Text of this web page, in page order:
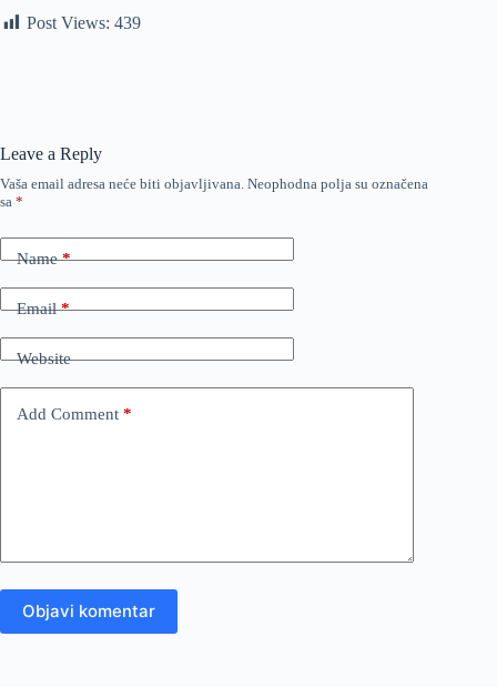
Post Views: 439
Leave a Reply
Vaša email adresa neće biti objavljivana. Neophodna polja su označena
sa *
Name*
Email*
Website
Add Comment *
Objavi komentar